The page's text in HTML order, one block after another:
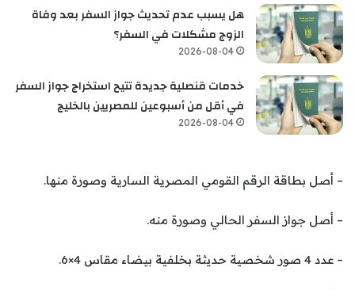
هل يسبب عدم تحديث جواز السفر بعد وفاة
الزوج مشكلات في السفر؟
2026-08-04
خدمات قنصلية جديدة تتيح استخراج جواز السفر
في أقل من أسبوعين للمصريين بالخليج
2026-08-04
– أصل بطاقة الرقم القومي المصرية السارية وصورة منها.
– أصل جواز السفر الحالي وصورة منه.
– عدد 4 صور شخصية حديثة بخلفية بيضاء مقاس 4×6.